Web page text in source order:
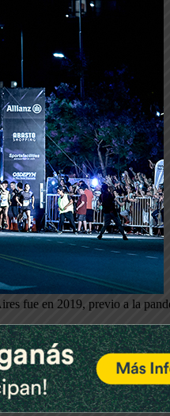
fue en 2019, previo a la